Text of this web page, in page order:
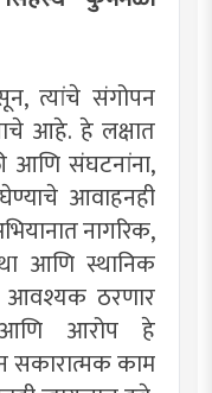
त्यांचे संगोपन
आहे. हे लक्षात
आणि संघटनांना,
आवाहनही
नागरिक,
आणि स्थानिक
आवश्यक ठरणार
आणि आरोप हे
सकारात्मक काम